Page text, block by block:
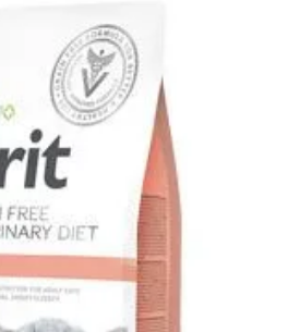
9–19h; So–Ne, 9–14h)